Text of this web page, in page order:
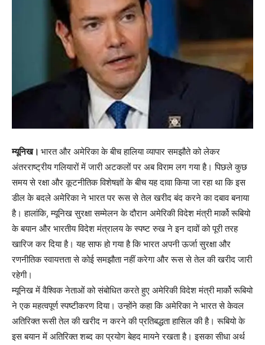
म्यूनिख। भारत और अमेरिका के बीच हालिया व्यापार समझौते को लेकर
अंतरराष्ट्रीय गलियारों में जारी अटकलों पर अब विराम लग गया है। पिछले कुछ
समय से रक्षा और कूटनीतिक विशेषज्ञों के बीच यह दावा किया जा रहा था कि इस
डील के बदले अमेरिका ने भारत पर रूस से तेल खरीद बंद करने का दबाव बनाया
है। हालांकि, म्यूनिख सुरक्षा सम्मेलन के दौरान अमेरिकी विदेश मंत्री मार्को रूबियो
के बयान और भारतीय विदेश मंत्रालय के स्पष्ट रुख ने इन दावों को पूरी तरह
खारिज कर दिया है। यह साफ हो गया है कि भारत अपनी ऊर्जा सुरक्षा और
रणनीतिक स्वायत्तता से कोई समझौता नहीं करेगा और रूस से तेल की खरीद जारी
रहेगी।
म्यूनिख में वैश्विक नेताओं को संबोधित करते हुए अमेरिकी विदेश मंत्री मार्को रूबियो
ने एक महत्वपूर्ण स्पष्टीकरण दिया। उन्होंने कहा कि अमेरिका ने भारत से केवल
अतिरिक्त रूसी तेल की खरीद न करने की प्रतिबद्धता हासिल की है। रूबियो के
इस बयान में अतिरिक्त शब्द का प्रयोग बेहद मायने रखता है। इसका सीधा अर्थ